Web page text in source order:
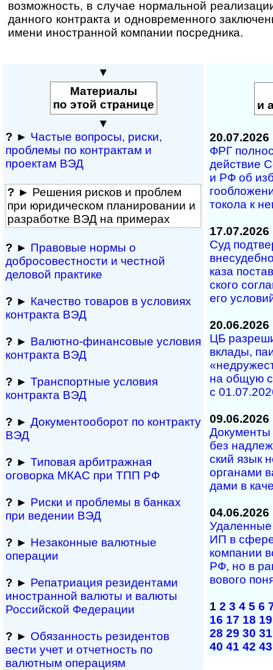
возможность, в случае нормальной
данного контракта и одновременного
имени иностранной компании посредника.
▼
Материалы
по этой странице
▼
? ► Частые вопросы, рис­ки,
проблемы по конт­рактам и
проектам ВЭД
? ► Решения рисков и про­блем
при юридичес­ком планирова­нии и
разра­ботке ВЭД на примерах
? ► Правовые нормы о
добросовестности и чест­ной
деловой практике
? ► Качество товаров в условиях
контракта ВЭД
? ► Валютно-финансовые условия
контракта ВЭД
? ► Транспортные условия
контракта ВЭД
? ► Документооборот по контракту
ВЭД
? ► Типовая арбитражная
оговорка МКАС при ТПП РФ
? ► Риски и проблемы в банках
при ведении ВЭД
? ► Незаконные валютные
операции
? ► Репатриация ре­зи­ден­та­ми
иностранной ва­лю­ты и валюты
Рос­сий­ской Федерации
? ► Обязанность резиден­тов
вести учет и отчетность по
валютным операциям
и
20.07.2026
ФРГ
дей­ст­вие
и РФ об
то­ко­ла к
17.07.2026
Суд
ка­за
с­ко­го
его
20.06.2026
ЦБ
вкла­ды,
на об­щую
с
09.06.2026
Документы
без
ский язык
ор­га­на­ми
да­ми в
04.06.2026
Удаленные
ИП в
ком­па­нии
РФ, но в
во­во­го
1 2 3 4 5 6
16 17 18 19
28 29 30 31
40 41 42 43